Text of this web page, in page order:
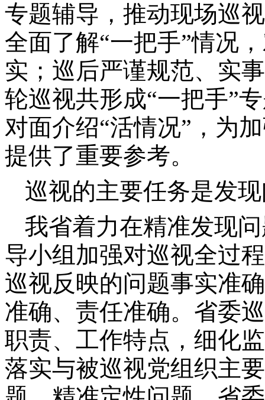
专题辅导，推动现场巡
全面了解“一把手”情况
实；巡后严谨规范、实
轮巡视共形成“一把手”
对面介绍“活情况”，为
提供了重要参考。
巡视的主要任务是发
我省着力在精准发现
导小组加强对巡视全过
巡视反映的问题事实准
准确、责任准确。省委
职责、工作特点，细化
落实与被巡视党组织主